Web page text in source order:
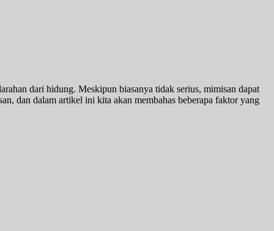
dari hidung. Meskipun biasanya tidak serius, mimisan dapat
dan dalam artikel ini kita akan membahas beberapa faktor yang